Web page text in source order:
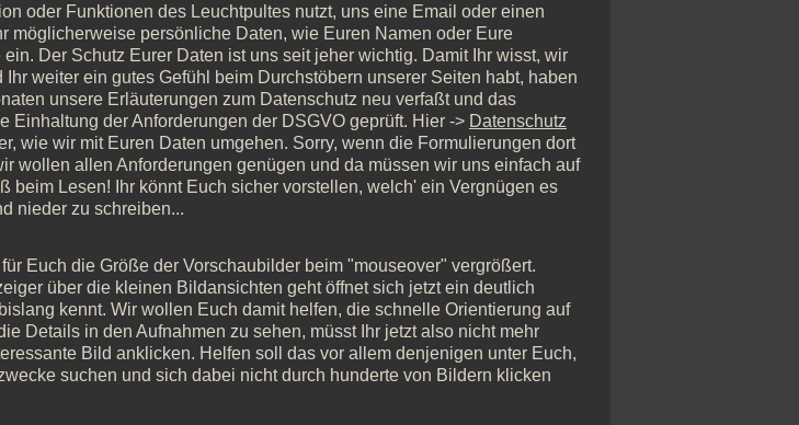
oder Funktionen des Leuchtpultes nutzt, uns eine Email oder einen
möglicherweise persönliche Daten, wie Euren Namen oder Eure
Der Schutz Eurer Daten ist uns seit jeher wichtig. Damit Ihr wisst, wir
weiter ein gutes Gefühl beim Durchstöbern unserer Seiten habt, haben
unsere Erläuterungen zum Datenschutz neu verfaßt und das
Einhaltung der Anforderungen der DSGVO geprüft. Hier -> Datenschutz
wie wir mit Euren Daten umgehen. Sorry, wenn die Formulierungen dort
wollen allen Anforderungen genügen und da müssen wir uns einfach auf
beim Lesen! Ihr könnt Euch sicher vorstellen, welch' ein Vergnügen es
nieder zu schreiben...
Euch die Größe der Vorschaubilder beim "mouseover" vergrößert.
über die kleinen Bildansichten geht öffnet sich jetzt ein deutlich
kennt. Wir wollen Euch damit helfen, die schnelle Orientierung auf
Details in den Aufnahmen zu sehen, müsst Ihr jetzt also nicht mehr
Bild anklicken. Helfen soll das vor allem denjenigen unter Euch,
suchen und sich dabei nicht durch hunderte von Bildern klicken